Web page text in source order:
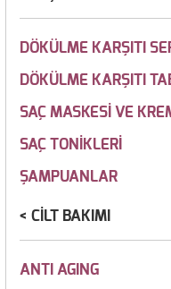
DÖKÜLME KARŞITI
DÖKÜLME KARŞITI
SAÇ MASKESİ VE
SAÇ TONİKLERİ
ŞAMPUANLAR
CİLT BAKIMI
ANTI AGING